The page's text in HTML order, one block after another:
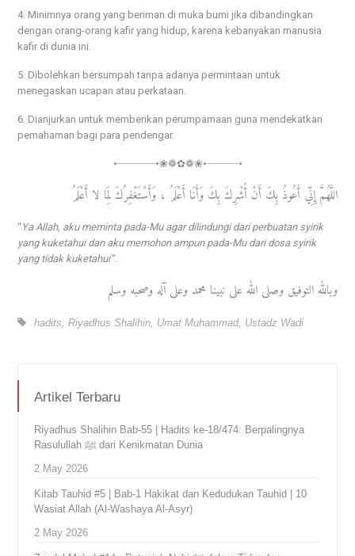
4. Minimnya orang yang beriman di muka bumi jika dibandingkan
dengan orang-orang kafir yang hidup, karena kebanyakan manusia
kafir di dunia ini.
5. Dibolehkan bersumpah tanpa adanya permintaan untuk
menegaskan ucapan atau perkataan.
6. Dianjurkan untuk memberikan perumpamaan guna mendekatkan
pemahaman bagi para pendengar.
•┈┈┈┈┈┈•❀❁✿❁❀•┈┈┈┈┈•
اللَّهُمَّ إِنِّي أَعُوذُ بِكَ أَنْ أُشْرِكَ بِكَ وَأَنَا أَعْلَمُ ، وَأَسْتَغْفِرُكَ لِمَا لا أَعْلَمُ
“Ya Allah, aku meminta pada-Mu agar dilindungi dari perbuatan syirik
yang kuketahui dan aku memohon ampun pada-Mu dari dosa syirik
yang tidak kuketahui”.
وبالله التوفيق وصلى الله على نبينا محمد وعلى آله وصحبه وسلم
hadits ,Riyadhus Shalihin Umat Muhammad, Ustadz Wadi
Artikel Terbaru
Riyadhus Shalihin Bab-55 | Hadits ke-18/474: Berpalingnya
Rasulullah ﷺ dari Kenikmatan Dunia
2 May 2026
Kitab Tauhid #5 | Bab-1 Hakikat dan Kedudukan Tauhid | 10
Wasiat Allah (Al-Washaya Al-Asyr)
2 May 2026